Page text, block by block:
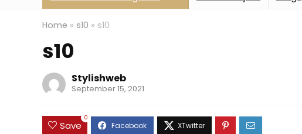
Home » s10 » s10
s10
Stylishweb
September 15, 2021
Save
0